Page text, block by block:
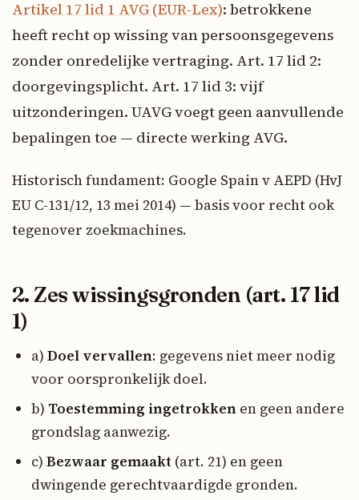
Artikel 17 lid 1 AVG (EUR-Lex): betrokkene
heeft recht op wissing van persoonsgegevens
zonder onredelijke vertraging. Art. 17 lid 2:
doorgevingsplicht. Art. 17 lid 3: vijf
uitzonderingen. UAVG voegt geen aanvullende
bepalingen toe — directe werking AVG.
Historisch fundament: Google Spain v AEPD (HvJ
EU C-131/12, 13 mei 2014) — basis voor recht ook
tegenover zoekmachines.
2. Zes wissingsgronden (art. 17 lid
1)
a) Doel vervallen: gegevens niet meer nodig
voor oorspronkelijk doel.
b) Toestemming ingetrokken en geen andere
grondslag aanwezig.
c) Bezwaar gemaakt (art. 21) en geen
dwingende gerechtvaardigde gronden.